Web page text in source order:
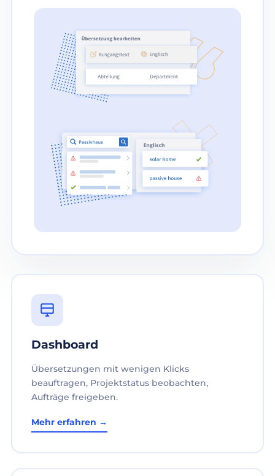
Dashboard
Übersetzungen mit wenigen Klicks
beauftragen, Projektstatus beobachten,
Aufträge freigeben.
Mehr erfahren →